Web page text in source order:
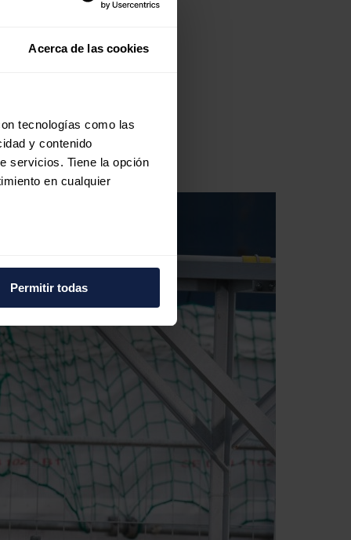
Acerca de las cookies
tecnologías como las
y contenido
servicios. Tiene la opción
en cualquier
de redes sociales
nuestros partners de
les haya proporcionado o
Permitir todas